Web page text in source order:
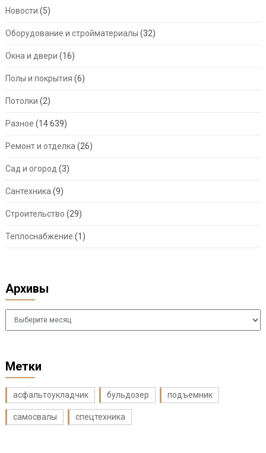
Новости (5)
Оборудование и стройматериалы (32)
Окна и двери (16)
Полы и покрытия (6)
Потолки (2)
Разное (14 639)
Ремонт и отделка (26)
Сад и огород (3)
Сантехника (9)
Строительство (29)
Теплоснабжение (1)
Архивы
Архивы
Метки
асфальтоукладчик бульдозер подъемник
самосвалы спецтехника